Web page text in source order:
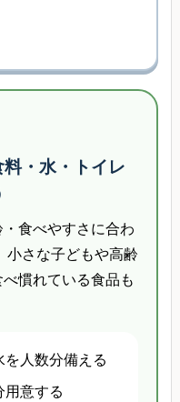
・水・トイレ
食べやすさに合わ
小さな子どもや高齢
慣れている食品も
を人数分備える
用意する